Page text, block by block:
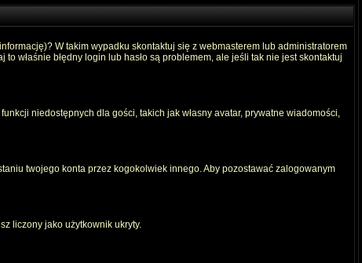
W takim wypadku skontaktuj się z webmasterem lub administratorem
właśnie błędny login lub hasło są problemem, ale jeśli tak nie jest skontaktuj
niedostępnych dla gości, takich jak własny avatar, prywatne wiadomości,
twojego konta przez kogokolwiek innego. Aby pozostawać zalogowanym
liczony jako użytkownik ukryty.